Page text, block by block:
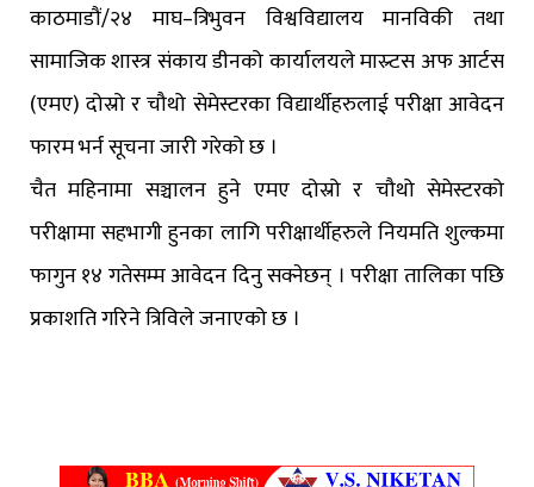
काठमाडौं/२४ माघ–त्रिभुवन विश्वविद्यालय मानविकी तथा
सामाजिक शास्त्र संकाय डीनको कार्यालयले मास्र्टस अफ आर्टस
(एमए) दोस्रो र चौथो सेमेस्टरका विद्यार्थीहरुलाई परीक्षा आवेदन
फारम भर्न सूचना जारी गरेको छ ।
चैत महिनामा सञ्चालन हुने एमए दोस्रो र चौथो सेमेस्टरको
परीक्षामा सहभागी हुनका लागि परीक्षार्थीहरुले नियमति शुल्कमा
फागुन १४ गतेसम्म आवेदन दिनु सक्नेछन् । परीक्षा तालिका पछि
प्रकाशति गरिने त्रिविले जनाएको छ ।